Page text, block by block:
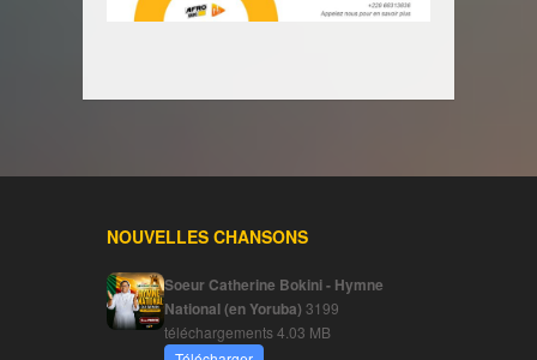
NOUVELLES CHANSONS
Soeur Catherine Bokini - Hymne
National (en Yoruba) 3199
téléchargements4.03 MB